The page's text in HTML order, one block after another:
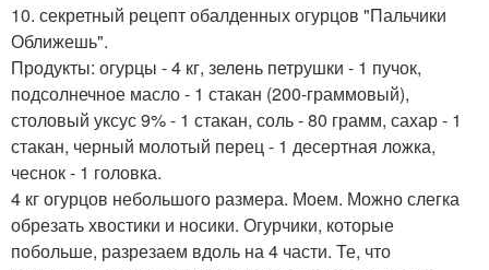
10. секретный рецепт обалденных огурцов "Пальчики
Оближешь".
Продукты: огурцы - 4 кг, зелень петрушки - 1 пучок,
подсолнечное масло - 1 стакан (200-граммовый),
столовый уксус 9% - 1 стакан, соль - 80 грамм, сахар - 1
стакан, черный молотый перец - 1 десертная ложка,
чеснок - 1 головка.
4 кг огурцов небольшого размера. Моем. Можно слегка
обрезать хвостики и носики. Огурчики, которые
побольше, разрезаем вдоль на 4 части. Те, что